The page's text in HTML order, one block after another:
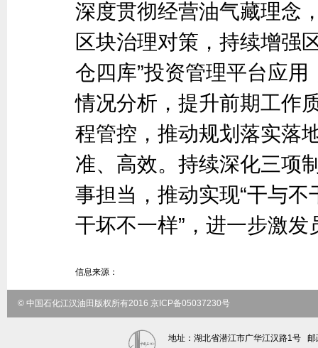
深度贯彻经营油气藏理念
区块治理对策，持续增强
仓四库”投资管理平台应
情况分析，提升前期工作
程管控，推动规划落实落
准、高效。持续深化三项
事担当，推动实现“干与不
干坏不一样”，进一步激
信息来源：
© 中国石化江汉油田版权所有2016 京ICP备05037230号
地址：湖北省潜江市广华江汉路1号